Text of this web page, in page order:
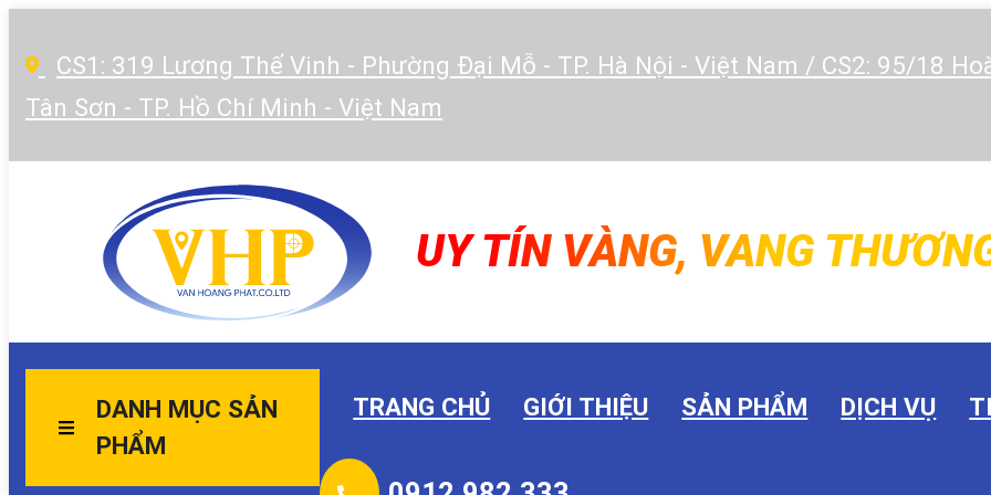
CS1: 319 Lương Thế Vinh - Phường Đại Mỗ - TP. Hà Nội - Việt Nam / CS2: 95/18
Tân Sơn - TP. Hồ Chí Minh - Việt Nam
UY TÍN VÀNG, VANG
DANH MỤC SẢN
PHẨM
TRANG CHỦ GIỚI THIỆU SẢN PHẨM DỊCH VỤ